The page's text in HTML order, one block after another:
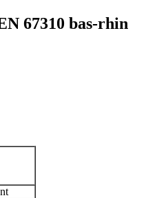
67310 bas-rhin